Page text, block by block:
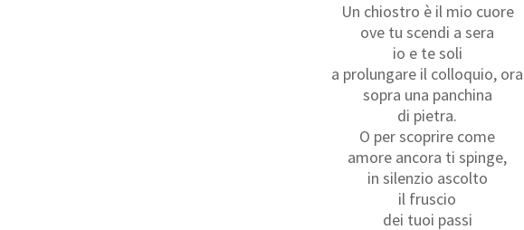
Un chiostro è il mio cuore
ove tu scendi a sera
io e te soli
a prolungare il colloquio, ora
sopra una panchina
di pietra.
O per scoprire come
amore ancora ti spinge,
in silenzio ascolto
il fruscio
dei tuoi passi